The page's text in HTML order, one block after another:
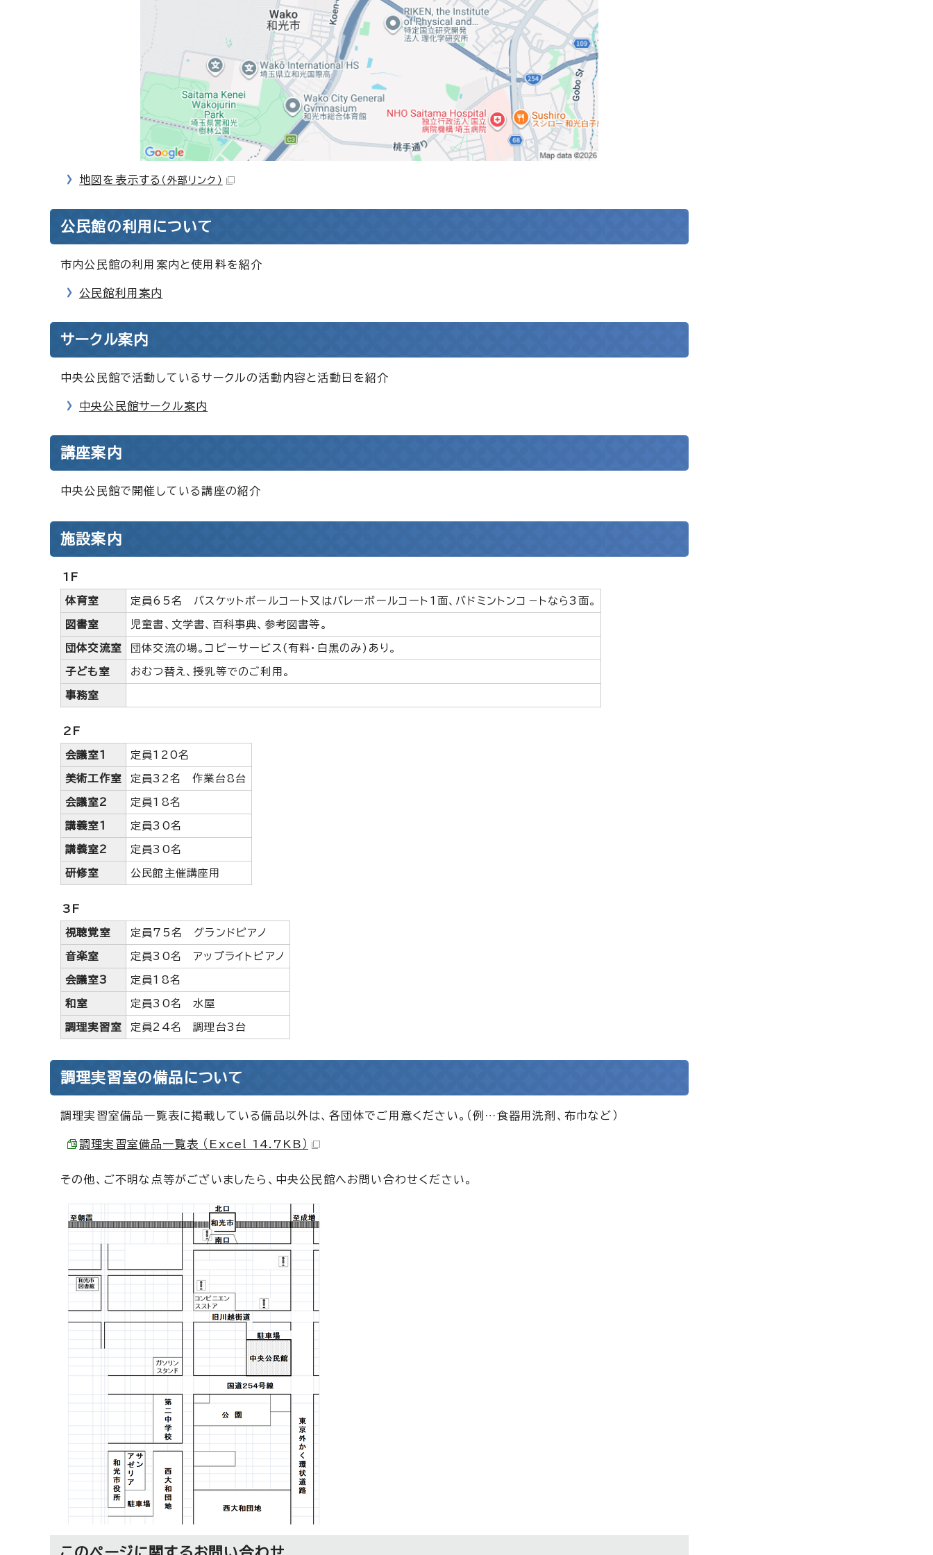
地図を表示する （外部リンク）
公民館の利用について
市内公民館の利用案内と使用料を紹介
公民館利用案内
サークル案内
中央公民館で活動しているサークルの活動内容と活動日を紹介
中央公民館サークル案内
講座案内
中央公民館で開催している講座の紹介
施設案内
1F
体育室 定員65名 バスケットボールコート又はバレーボールコート1面、バドミントンコ－トなら3面。
図書室 児童書、文学書、百科事典、参考図書等。
団体交流室 団体交流の場。コピーサービス(有料・白黒のみ)あり。
子ども室 おむつ替え、授乳等でのご利用。
事務室
2F
会議室1 定員120名
美術工作室 定員32名 作業台8台
会議室2 定員18名
講義室1 定員30名
講義室2 定員30名
研修室 公民館主催講座用
3F
視聴覚室 定員75名 グランドピアノ
音楽室 定員30名 アップライトピアノ
会議室3 定員18名
和室 定員30名 水屋
調理実習室 定員24名 調理台3台
調理実習室の備品について
調理実習室備品一覧表に掲載している備品以外は、各団体でご用意ください。（例…食器用洗剤、布巾など）
調理実習室備品一覧表 （Excel 14.7KB）
その他、ご不明な点等がございましたら、中央公民館へお問い合わせください。
このページに関するお問い合わせ